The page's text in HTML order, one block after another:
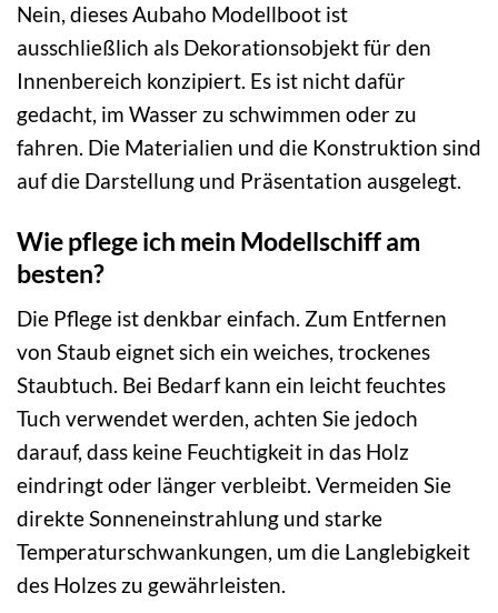
Nein, dieses Aubaho Modellboot ist
ausschließlich als Dekorationsobjekt für den
Innenbereich konzipiert. Es ist nicht dafür
gedacht, im Wasser zu schwimmen oder zu
fahren. Die Materialien und die Konstruktion sind
auf die Darstellung und Präsentation ausgelegt.
Wie pflege ich mein Modellschiff am
besten?
Die Pflege ist denkbar einfach. Zum Entfernen
von Staub eignet sich ein weiches, trockenes
Staubtuch. Bei Bedarf kann ein leicht feuchtes
Tuch verwendet werden, achten Sie jedoch
darauf, dass keine Feuchtigkeit in das Holz
eindringt oder länger verbleibt. Vermeiden Sie
direkte Sonneneinstrahlung und starke
Temperaturschwankungen, um die Langlebigkeit
des Holzes zu gewährleisten.